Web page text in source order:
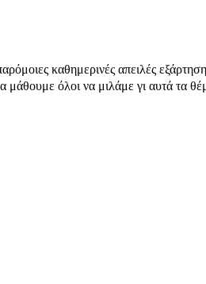
καθημερινές απειλές
όλοι να μιλάμε γι αυτά τα